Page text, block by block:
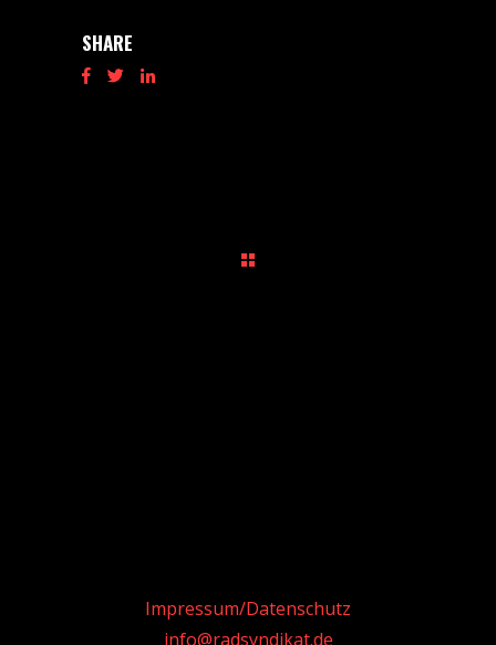
SHARE
Impressum/Datenschutz
info@radsyndikat.de